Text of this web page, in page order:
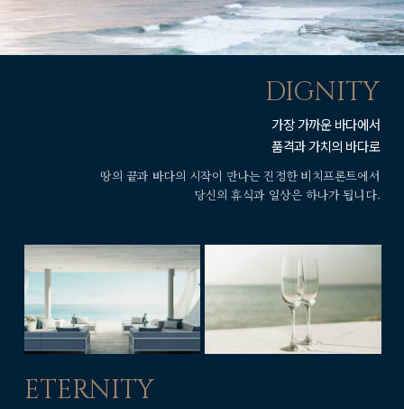
DIGNITY
가장 가까운 바다에서
품격과 가치의 바다로
땅의 끝과 바다의 시작이 만나는진정한 비치프론트에서
당신의 휴식과 일상은 하나가 됩니다.
ETERNITY